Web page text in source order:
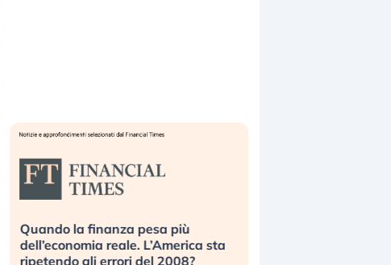
Quando la finanza pesa più
dell’economia reale. L’America sta
ripetendo gli errori del 2008?